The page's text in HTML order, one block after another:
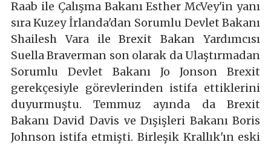
Raab ile Çalışma Bakanı Esther McVey'in yanı
sıra Kuzey İrlanda'dan Sorumlu Devlet Bakanı
Shailesh Vara ile Brexit Bakan Yardımcısı
Suella Braverman son olarak da Ulaştırmadan
Sorumlu Devlet Bakanı Jo Jonson Brexit
gerekçesiyle görevlerinden istifa ettiklerini
duyurmuştu. Temmuz ayında da Brexit
Bakanı David Davis ve Dışişleri Bakanı Boris
Johnson istifa etmişti. Birleşik Krallık'ın eski